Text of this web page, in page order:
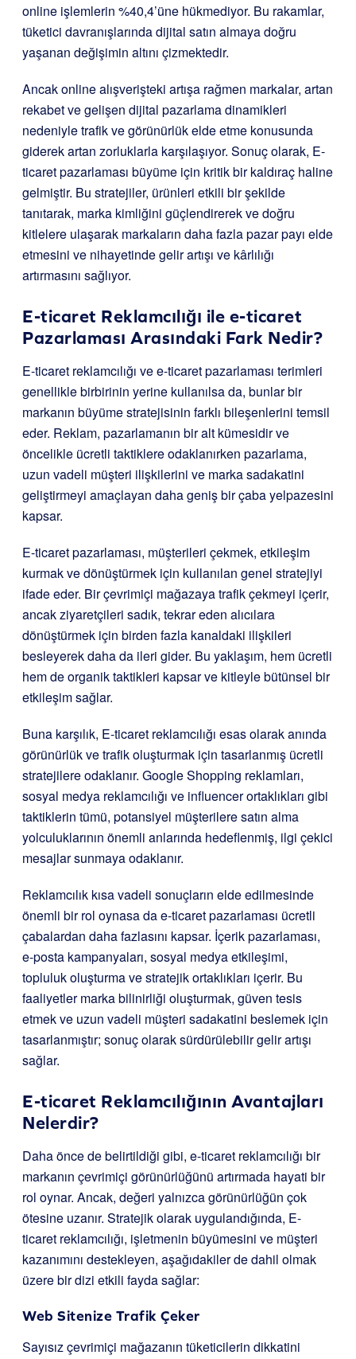
online işlemlerin %40,4’üne hükmediyor. Bu rakamlar,
tüketici davranışlarında dijital satın almaya doğru
yaşanan değişimin altını çizmektedir.
Ancak online alışverişteki artışa rağmen markalar, artan
rekabet ve gelişen dijital pazarlama dinamikleri
nedeniyle trafik ve görünürlük elde etme konusunda
giderek artan zorluklarla karşılaşıyor. Sonuç olarak, E-
ticaret pazarlaması büyüme için kritik bir kaldıraç haline
gelmiştir. Bu stratejiler, ürünleri etkili bir şekilde
tanıtarak, marka kimliğini güçlendirerek ve doğru
kitlelere ulaşarak markaların daha fazla pazar payı elde
etmesini ve nihayetinde gelir artışı ve kârlılığı
artırmasını sağlıyor.
E-ticaret Reklamcılığı ile e-ticaret
Pazarlaması Arasındaki Fark Nedir?
E-ticaret reklamcılığı ve e-ticaret pazarlaması terimleri
genellikle birbirinin yerine kullanılsa da, bunlar bir
markanın büyüme stratejisinin farklı bileşenlerini temsil
eder. Reklam, pazarlamanın bir alt kümesidir ve
öncelikle ücretli taktiklere odaklanırken pazarlama,
uzun vadeli müşteri ilişkilerini ve marka sadakatini
geliştirmeyi amaçlayan daha geniş bir çaba yelpazesini
kapsar.
E-ticaret pazarlaması, müşterileri çekmek, etkileşim
kurmak ve dönüştürmek için kullanılan genel stratejiyi
ifade eder. Bir çevrimiçi mağazaya trafik çekmeyi içerir,
ancak ziyaretçileri sadık, tekrar eden alıcılara
dönüştürmek için birden fazla kanaldaki ilişkileri
besleyerek daha da ileri gider. Bu yaklaşım, hem ücretli
hem de organik taktikleri kapsar ve kitleyle bütünsel bir
etkileşim sağlar.
Buna karşılık, E-ticaret reklamcılığı esas olarak anında
görünürlük ve trafik oluşturmak için tasarlanmış ücretli
stratejilere odaklanır. Google Shopping reklamları,
sosyal medya reklamcılığı ve influencer ortaklıkları gibi
taktiklerin tümü, potansiyel müşterilere satın alma
yolculuklarının önemli anlarında hedeflenmiş, ilgi çekici
mesajlar sunmaya odaklanır.
Reklamcılık kısa vadeli sonuçların elde edilmesinde
önemli bir rol oynasa da e-ticaret pazarlaması ücretli
çabalardan daha fazlasını kapsar. İçerik pazarlaması,
e-posta kampanyaları, sosyal medya etkileşimi,
topluluk oluşturma ve stratejik ortaklıkları içerir. Bu
faaliyetler marka bilinirliği oluşturmak, güven tesis
etmek ve uzun vadeli müşteri sadakatini beslemek için
tasarlanmıştır; sonuç olarak sürdürülebilir gelir artışı
sağlar.
E-ticaret Reklamcılığının Avantajları
Nelerdir?
Daha önce de belirtildiği gibi, e-ticaret reklamcılığı bir
markanın çevrimiçi görünürlüğünü artırmada hayati bir
rol oynar. Ancak, değeri yalnızca görünürlüğün çok
ötesine uzanır. Stratejik olarak uygulandığında, E-
ticaret reklamcılığı, işletmenin büyümesini ve müşteri
kazanımını destekleyen, aşağıdakiler de dahil olmak
üzere bir dizi etkili fayda sağlar:
Web Sitenize Trafik Çeker
Sayısız çevrimiçi mağazanın tüketicilerin dikkatini